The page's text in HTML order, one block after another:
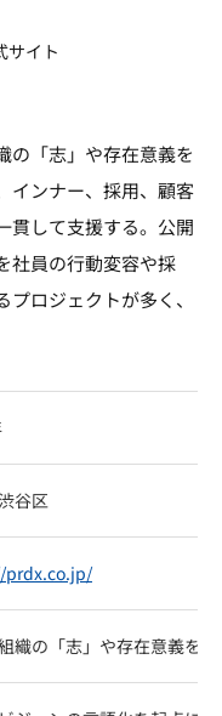
サイト
の「志」や存在意義を
インナー、採用、顧客
貫して支援する。公開
社員の行動変容や採
ロジェクトが多く、
谷区
織の「志」や存在意義を